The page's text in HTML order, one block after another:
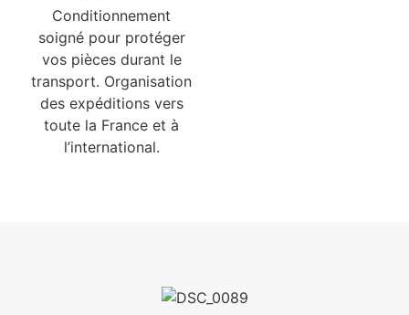
Conditionnement
soigné pour protéger
vos pièces durant le
transport. Organisation
des expéditions vers
toute la France et à
l’international.